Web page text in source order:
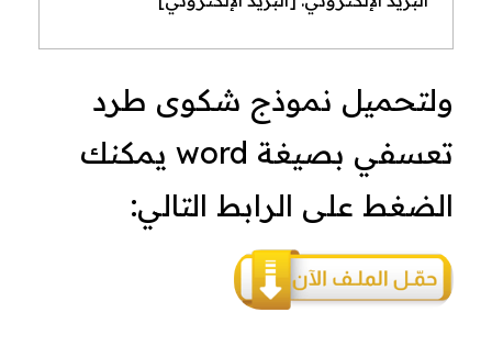
ولتحميل نموذج شكوى طرد
تعسفي بصيغة word يمكنك
الضغط على الرابط التالي: